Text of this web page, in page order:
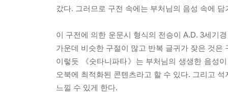
갔다. 그러므로 구전 속에는 부처님의 음성 속에
이 구전에 의한 운문시 형식의 전승이 A.D. 3세기
가운데 비슷한 구절이 많고 반복 글귀가 잦은 것
이렇듯 《숫타니파타》는 부처님의 생생한 음성
오북에 최적화된 콘텐츠라고 할 수 있다. 그리고
느낄 수 있게 한다.